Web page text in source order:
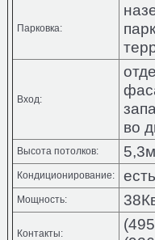
Парковка:
Вход:
во
Высота потолков: 5,3м
Кондиционирование: есть
Мощность:
Контакты: